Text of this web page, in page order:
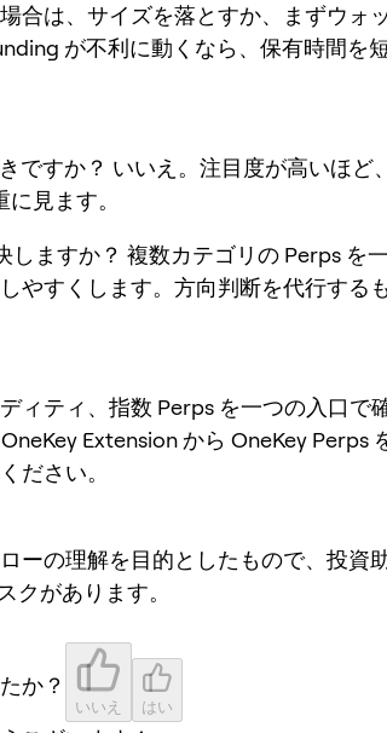
合は、サイズを落とすか、まずウォ
が不利に動くなら、保有時間を
ですか？ いいえ。注目度が高いほど
見ます。
しますか？ 複数カテゴリの Perps を
やすくします。方向判断を代行する
ィティ、指数 Perps を一つの入口で
Extension から OneKey Perps
ださい。
ーの理解を目的としたもので、投資
クがあります。
か？
いいえ はい